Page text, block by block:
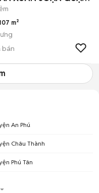
m²
bán
An Phú
Châu Thành
Phú Tân